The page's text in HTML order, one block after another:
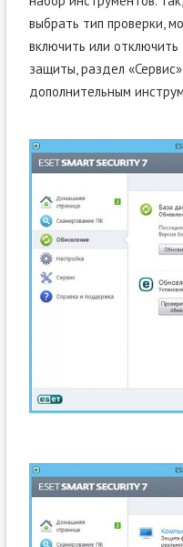
выбрать тип проверки,
включить или
защиты, раздел
дополнительным